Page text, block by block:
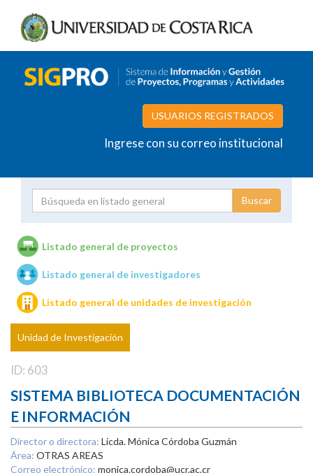
USUARIOS REGISTRADOS
Ingrese con su correo institucional
Unidades de investigación
Listado general de proyectos
Listado general de investigadores
Listado general de unidades de investigación
Unidad de Investigación
ID: 603
SISTEMA BIBLIOTECA DOCUMENTACIÓN
E INFORMACIÓN
Director o directora: Licda. Mónica Córdoba Guzmán
Área: OTRAS AREAS
Correo electrónico: monica.cordoba@ucr.ac.cr